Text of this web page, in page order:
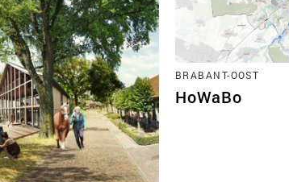
BRABANT-OOST
HoWaBo